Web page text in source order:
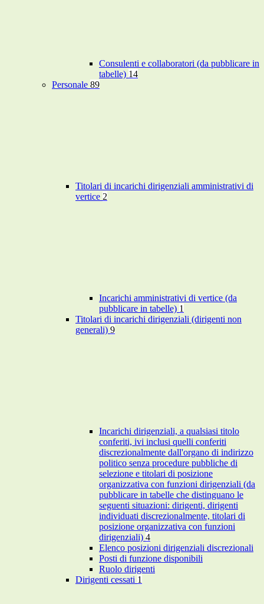
Consulenti e collaboratori (da pubblicare in
tabelle) 14
Personale 89
Titolari di incarichi dirigenziali amministrativi di
vertice 2
Incarichi amministrativi di vertice (da
pubblicare in tabelle) 1
Titolari di incarichi dirigenziali (dirigenti non
generali) 9
Incarichi dirigenziali, a qualsiasi titolo
conferiti, ivi inclusi quelli conferiti
discrezionalmente dall'organo di indirizzo
politico senza procedure pubbliche di
selezione e titolari di posizione
organizzativa con funzioni dirigenziali (da
pubblicare in tabelle che distinguano le
seguenti situazioni: dirigenti, dirigenti
individuati discrezionalmente, titolari di
posizione organizzativa con funzioni
dirigenziali) 4
Elenco posizioni dirigenziali discrezionali
Posti di funzione disponibili
Ruolo dirigenti
Dirigenti cessati 1